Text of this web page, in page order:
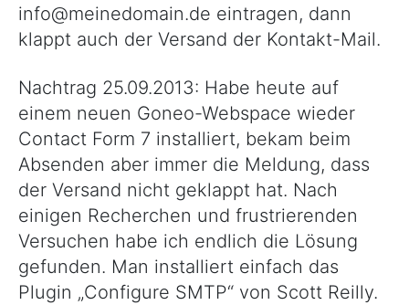
info@meinedomain.de eintragen, dann
klappt auch der Versand der Kontakt-Mail.
Nachtrag 25.09.2013: Habe heute auf
einem neuen Goneo-Webspace wieder
Contact Form 7 installiert, bekam beim
Absenden aber immer die Meldung, dass
der Versand nicht geklappt hat. Nach
einigen Recherchen und frustrierenden
Versuchen habe ich endlich die Lösung
gefunden. Man installiert einfach das
Plugin „Configure SMTP“ von Scott Reilly.